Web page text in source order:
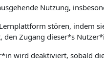
Nutzung,
stören, indem
den Zugang dieser*s
wird deaktiviert, sobald